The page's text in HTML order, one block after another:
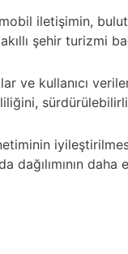
iletişimin,
şehir turizmi
ve kullanıcı